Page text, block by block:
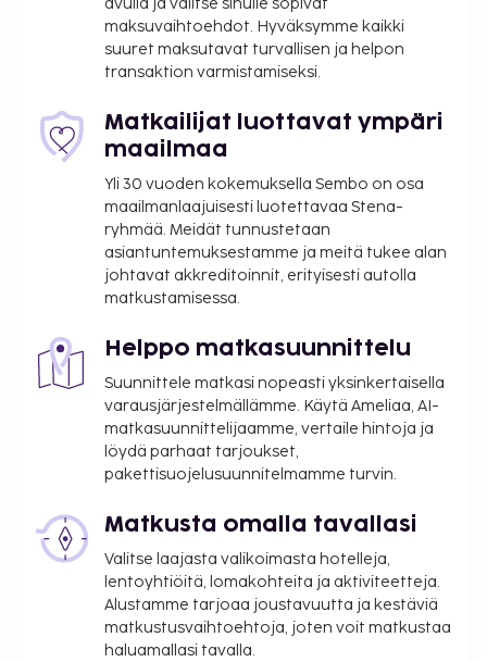
Manchester, New Hampshire (MHT-Manchester-
Bostonin alueellinen lentoasema) - 77,6 km / 48,2 mi
Majoituspaikan ensisijainen lentokenttä on
Bostonin alueellinen lentoasema).
Käytössäsi on ympäri vuorokauden auki oleva
business center, express-sisäänkirjautuminen ja
express-uloskirjautuminen. Tämä hotelli tarjoaa
asiakkailleen 15 neliömetriä kokoustiloja, joihin
kuuluu konferenssitila ja kokoushuone. Hotellin
tarjoamiin harrastuksiin/mukavuuksiin kuuluu
sisäuima-allas ja kuntokeskus. Tämän hotellin
palveluihin kuuluu muun muassa ilmainen langaton
internetyhteys, takka aulassa ja juhlasali. Ilmainen
buffetaamiainen tarjoillaan päivittäin klo 6.00–
Valet-pysäköinti: 45.00 USD per yö (ilman
kulkurajoituksia)
yöpyminen
Avustajaeläimistä ei veloiteta lisämaksuja
Yllä oleva luettelo ei ehkä kata kaikkea. Maksut ja
takuumaksut eivät välttämättä sisällä veroja, ja ne
saattavat muuttua.
avulla ja valitse sinulle sopivat
maksuvaihtoehdot. Hyväksymme kaikki
suuret maksutavat turvallisen ja helpon
transaktion varmistamiseksi.
Matkailijat luottavat ympäri
maailmaa
Yli 30 vuoden kokemuksella Sembo on osa
maailmanlaajuisesti luotettavaa Stena-
ryhmää. Meidät tunnustetaan
asiantuntemuksestamme ja meitä tukee alan
johtavat akkreditoinnit, erityisesti autolla
matkustamisessa.
Helppo matkasuunnittelu
Suunnittele matkasi nopeasti yksinkertaisella
varausjärjestelmällämme. Käytä Ameliaa, AI-
matkasuunnittelijaamme, vertaile hintoja ja
löydä parhaat tarjoukset,
pakettisuojelusuunnitelmamme turvin.
Matkusta omalla tavallasi
Valitse laajasta valikoimasta hotelleja,
lentoyhtiöitä, lomakohteita ja aktiviteetteja.
Alustamme tarjoaa joustavuutta ja kestäviä
matkustusvaihtoehtoja, joten voit matkustaa
haluamallasi tavalla.